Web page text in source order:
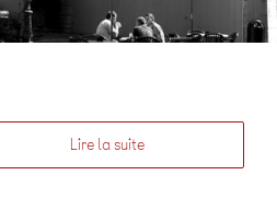
Lire la suite